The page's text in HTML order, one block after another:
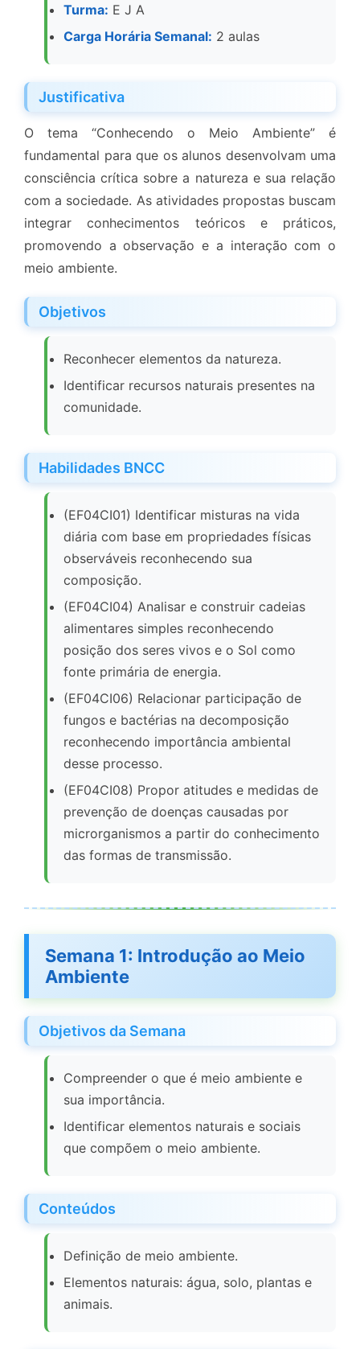
Turma: E J A
Carga Horária Semanal: 2 aulas
Justificativa
O tema “Conhecendo o Meio Ambiente” é
fundamental para que os alunos desenvolvam uma
consciência crítica sobre a natureza e sua relação
com a sociedade. As atividades propostas buscam
integrar conhecimentos teóricos e práticos,
promovendo a observação e a interação com o
meio ambiente.
Objetivos
Reconhecer elementos da natureza.
Identificar recursos naturais presentes na
comunidade.
Habilidades BNCC
(EF04CI01) Identificar misturas na vida
diária com base em propriedades físicas
observáveis reconhecendo sua
composição.
(EF04CI04) Analisar e construir cadeias
alimentares simples reconhecendo
posição dos seres vivos e o Sol como
fonte primária de energia.
(EF04CI06) Relacionar participação de
fungos e bactérias na decomposição
reconhecendo importância ambiental
desse processo.
(EF04CI08) Propor atitudes e medidas de
prevenção de doenças causadas por
microrganismos a partir do conhecimento
das formas de transmissão.
Semana 1: Introdução ao Meio
Ambiente
Objetivos da Semana
Compreender o que é meio ambiente e
sua importância.
Identificar elementos naturais e sociais
que compõem o meio ambiente.
Conteúdos
Definição de meio ambiente.
Elementos naturais: água, solo, plantas e
animais.